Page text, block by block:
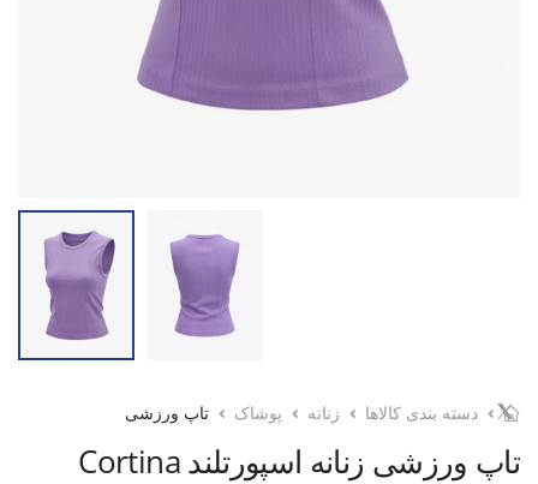
دسته بندی کالاها زنانه پوشاک تاپ ورزشی
تاپ ورزشی زنانه اسپورتلند Cortina